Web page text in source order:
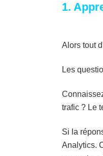
1.
Alors tout
Les
trafic ? Le
Si la
Analytics.